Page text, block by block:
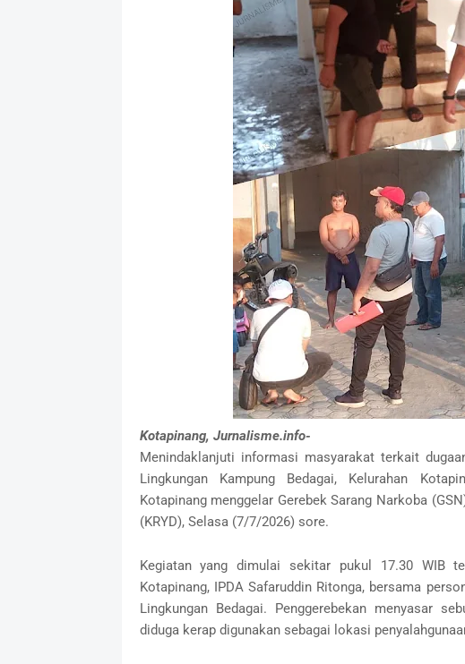
Kotapinang, Jurnalisme.info-
Menindaklanjuti informasi masyarakat terkait
Lingkungan Kampung Bedagai, Kelurahan
Kotapinang menggelar Gerebek Sarang Narkoba
(KRYD), Selasa (7/7/2026) sore.
Kegiatan yang dimulai sekitar pukul 17.30 WIB
Kotapinang, IPDA Safaruddin Ritonga, bersama
Lingkungan Bedagai. Penggerebekan menyasar
diduga kerap digunakan sebagai lokasi